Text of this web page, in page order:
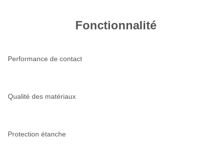
Fonctionnalité
Performance de contact
Qualité des matériaux
Protection étanche